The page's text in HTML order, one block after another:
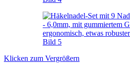
Klicken zum Vergrößern